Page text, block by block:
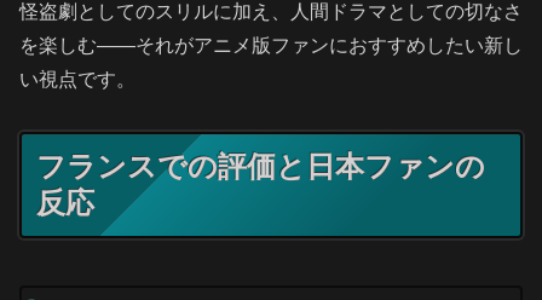
怪盗劇としてのスリルに加え、人間ドラマとしての切なさ
を楽しむ――それがアニメ版ファンにおすすめしたい新し
い視点です。
フランスでの評価と日本ファンの
反応